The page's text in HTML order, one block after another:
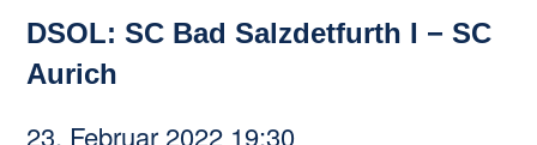
DSOL: SC Bad Salzdetfurth I − SC
Aurich
23. Februar 2022 19:30